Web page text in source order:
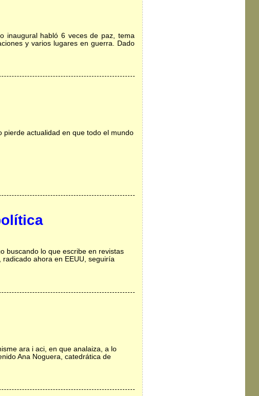
inaugural habló 6 veces de paz, tema
y varios lugares en guerra. Dado
pierde actualidad en que todo el mundo
buscando lo que escribe en revistas
ahora en EEUU, seguiría
ara i aci, en que analaiza, a lo
Ana Noguera, catedrática de